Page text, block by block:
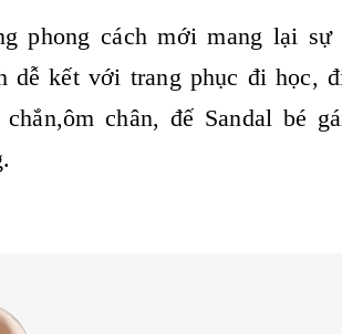
phong cách mới mang lại
dễ kết với trang phục đi học,
chân, đế Sandal bé